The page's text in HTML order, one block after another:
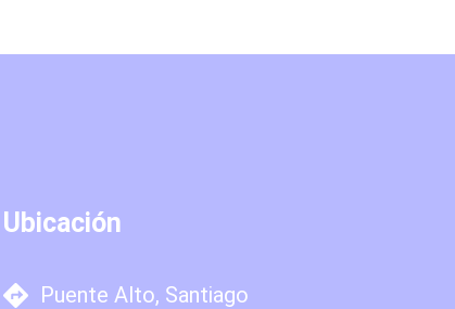
Ubicación
Puente Alto, Santiago